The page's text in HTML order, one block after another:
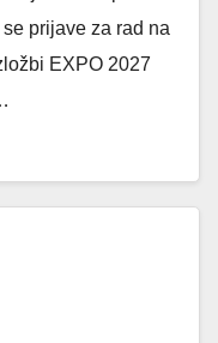
prijave za rad na
EXPO 2027